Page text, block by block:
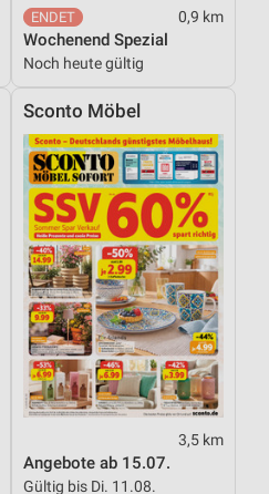
0,9 km
Wochenend Spezial
Noch heute gültig
Sconto Möbel
3,5 km
Angebote ab 15.07.
Gültig bis Di. 11.08.